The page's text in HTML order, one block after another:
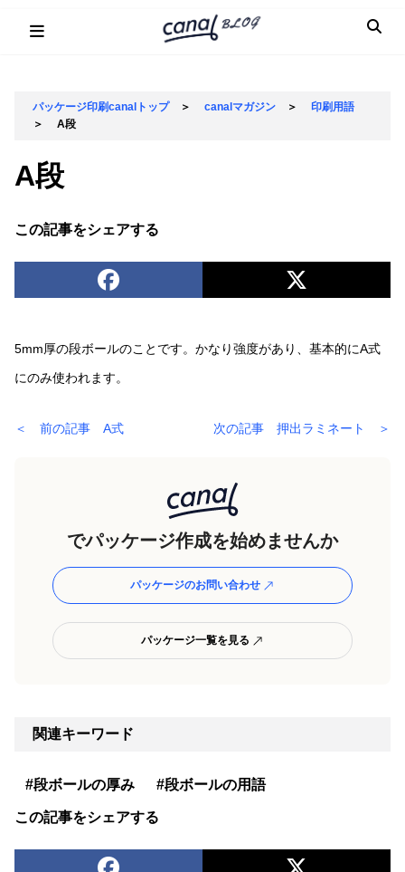
パッケージ印刷canalトップ＞ canalマガジン ＞ 印刷用語
＞ A段
A段
この記事をシェアする
5mm厚の段ボールのことです。かなり強度があり、基本的にA式
にのみ使われます。
＜ 前の記事 A式 次の記事 押出ラミネート ＞
でパッケージ作成を始めませんか
パッケージのお問い合わせ
パッケージ一覧を見る
関連キーワード
#段ボールの厚み #段ボールの用語
この記事をシェアする